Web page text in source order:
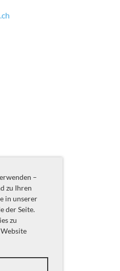
–
zu Ihren
in unserer
der Seite.
zu